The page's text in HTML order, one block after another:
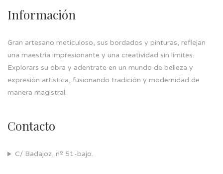
Información
Gran artesano meticuloso, sus bordados y pinturas, reflejan
una maestría impresionante y una creatividad sin límites.
Explorars su obra y adentrate en un mundo de belleza y
expresión artística, fusionando tradición y modernidad de
manera magistral.
Contacto
C/ Badajoz, nº 51-bajo.